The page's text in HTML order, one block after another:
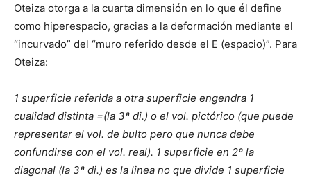
Oteiza otorga a la cuarta dimensión en lo que él define
como hiperespacio, gracias a la deformación mediante el
“incurvado” del “muro referido desde el E (espacio)”. Para
Oteiza:
1 superficie referida a otra superficie engendra 1
cualidad distinta =(la 3ª di.) o el vol. pictórico (que puede
representar el vol. de bulto pero que nunca debe
confundirse con el vol. real). 1 superficie en 2º la
diagonal (la 3ª di.) es la linea no que divide 1 superficie